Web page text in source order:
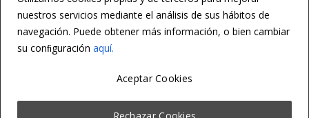
nuestros servicios mediante el análisis de sus hábitos de
navegación. Puede obtener más información, o bien cambiar
su conﬁguración aquí.
Rechazar Cookies
Aceptar Cookies